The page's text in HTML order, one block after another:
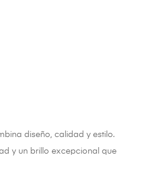
diseño, calidad y estilo.
y un brillo excepcional que